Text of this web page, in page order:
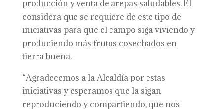
producción y venta de arepas saludables. Él
considera que se requiere de este tipo de
iniciativas para que el campo siga viviendo y
produciendo más frutos cosechados en
tierra buena.
“Agradecemos a la Alcaldía por estas
iniciativas y esperamos que la sigan
reproduciendo y compartiendo, que nos